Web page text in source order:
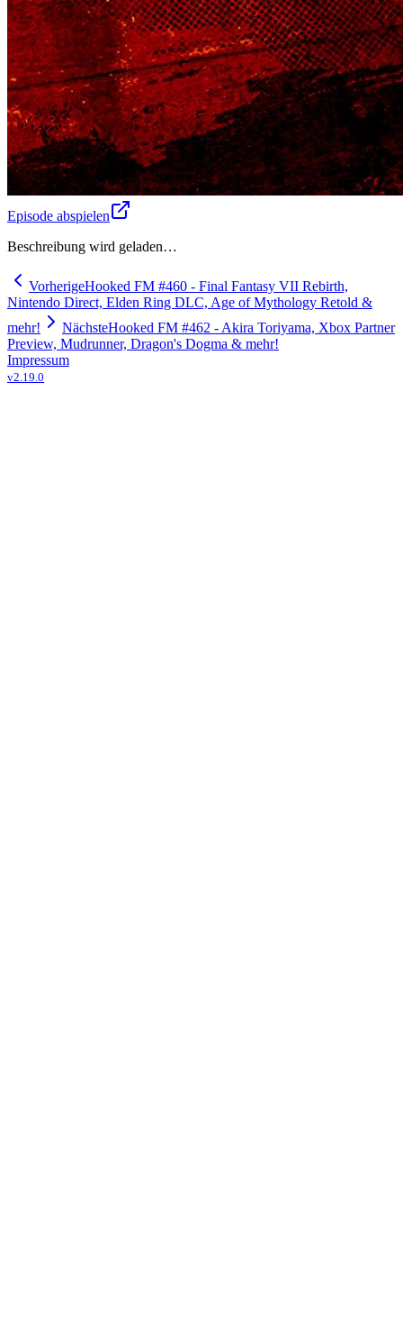
Episode abspielen
Beschreibung wird geladen…
VorherigeHooked FM #460 - Final Fantasy VII Rebirth,
Nintendo Direct, Elden Ring DLC, Age of Mythology Retold &
mehr!
NächsteHooked FM #462 - Akira Toriyama, Xbox Partner
Preview, Mudrunner, Dragon's Dogma & mehr!
Impressum
v2.19.0